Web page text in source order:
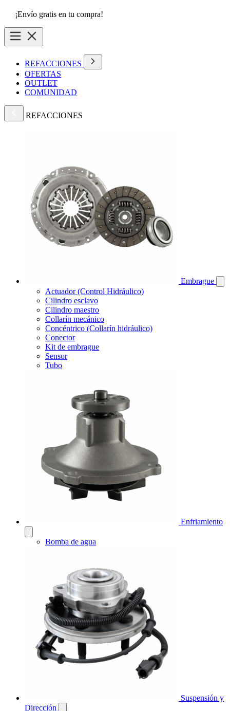
¡Envío gratis en tu compra!
REFACCIONES
OFERTAS
OUTLET
COMUNIDAD
REFACCIONES
Embrague
Actuador (Control Hidráulico)
Cilindro esclavo
Cilindro maestro
Collarín mecánico
Concéntrico (Collarín hidráulico)
Conector
Kit de embrague
Sensor
Tubo
Enfriamiento
Bomba de agua
Suspensión y
Dirección